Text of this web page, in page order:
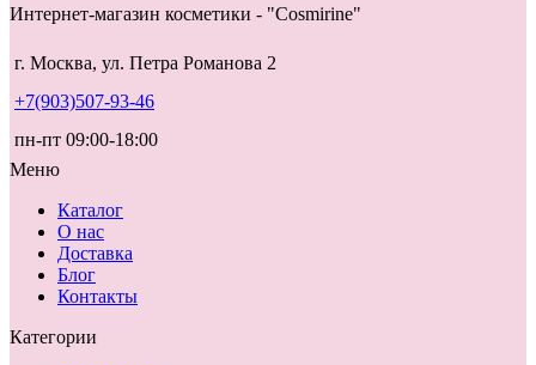
Интернет-магазин косметики - "Cosmirine"
г. Москва, ул. Петра Романова 2
+7(903)507-93-46
пн-пт 09:00-18:00
Меню
Каталог
О нас
Доставка
Блог
Контакты
Категории